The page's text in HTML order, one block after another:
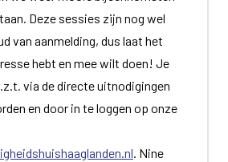
Deze sessies zijn nog wel
van aanmelding, dus laat het
hebt en mee wilt doen! Je
via de directe uitnodigingen
en door in te loggen op onze
. Nine